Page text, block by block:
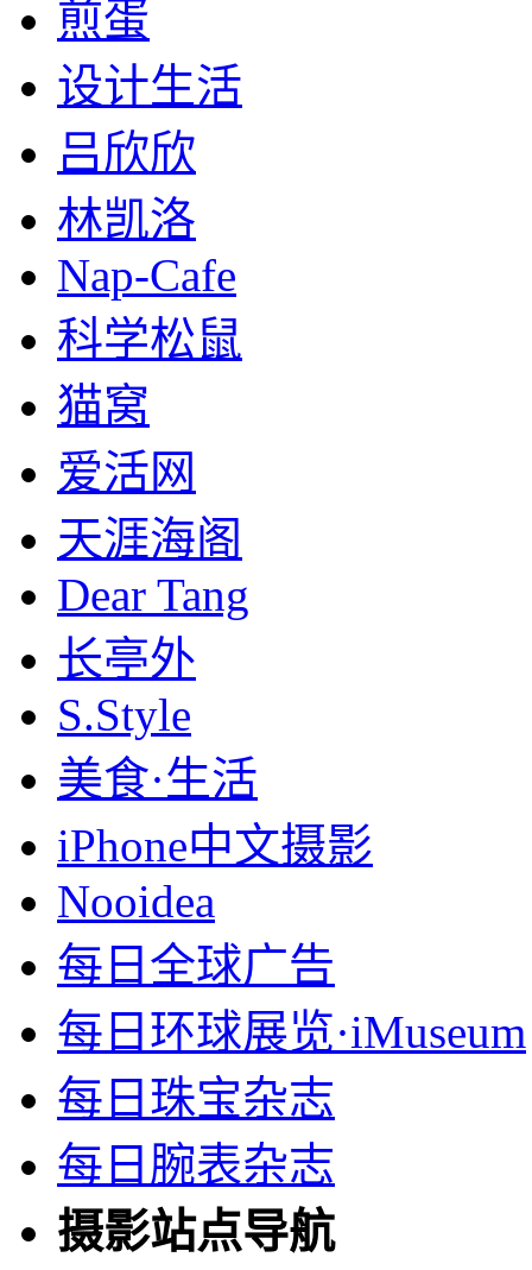
煎蛋
设计生活
吕欣欣
林凯洛
Nap-Cafe
科学松鼠
猫窝
爱活网
天涯海阁
Dear Tang
长亭外
S.Style
美食·生活
iPhone中文摄影
Nooidea
每日全球广告
每日环球展览·iMuseum
每日珠宝杂志
每日腕表杂志
摄影站点导航